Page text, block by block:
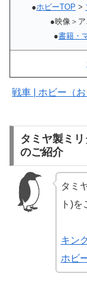
●ホビーTOP >
●映像＞
●書籍・
戦車 | ホビー（
タミヤ製ミ
のご紹介
タミ
ト)を
キン
ホビ